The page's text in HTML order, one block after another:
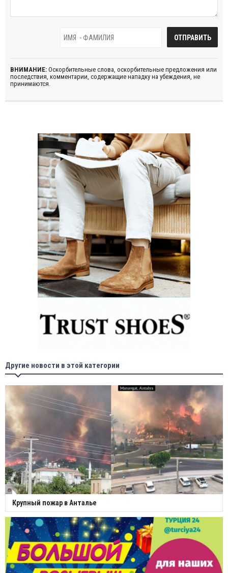
ВНИМАНИЕ: Оскорбительные слова, оскорбительные предложения или
последствия, комментарии, содержащие нападку на убеждения, не
принимаются.
Другие новости в этой категории
Крупный пожар в Анталье